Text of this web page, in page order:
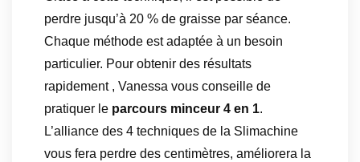
perdre jusqu’à 20 % de graisse par séance.
Chaque méthode est adaptée à un besoin
particulier. Pour obtenir des résultats
rapidement , Vanessa vous conseille de
pratiquer le parcours minceur 4 en 1.
L’alliance des 4 techniques de la Slimachine
vous fera perdre des centimètres, améliorera la